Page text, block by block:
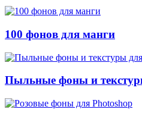
100 фонов для манги
Пыльные фоны и